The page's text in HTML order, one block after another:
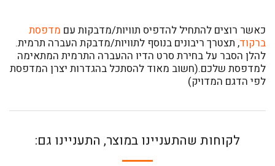
כאשר רוצים להתחיל להדפיס תוויות/מדבקות עם מדפסת
ברקוד, תצטרך ריבונים בנוסף לתוויות/מדבקת העברה תרמית.
להלן הסבר על בחירת סרט הדיו ההעברה התרמית המתאימה
למדפסת שלכם.(חשוב מאוד להסתכל בהגדרות יצרן המדפסת
לפי הדגם המדויק)
לקוחות שהתעניינו במוצר, התעניינו גם: